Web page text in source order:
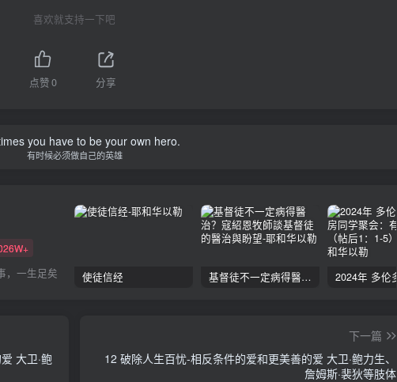
喜欢就支持一下吧
点赞0 分享
you have to be your own hero.
有时候必须做自己的英雄
，一生足矣 使徒信经 基督徒不一定病得醫治？寇紹恩牧師談基督徒的醫治與盼望
大卫·鲍
下一篇
12 破除人生百忧-相反条件的爱和更美善的爱 大卫·鲍力生、
詹姆斯·裴狄等肢体